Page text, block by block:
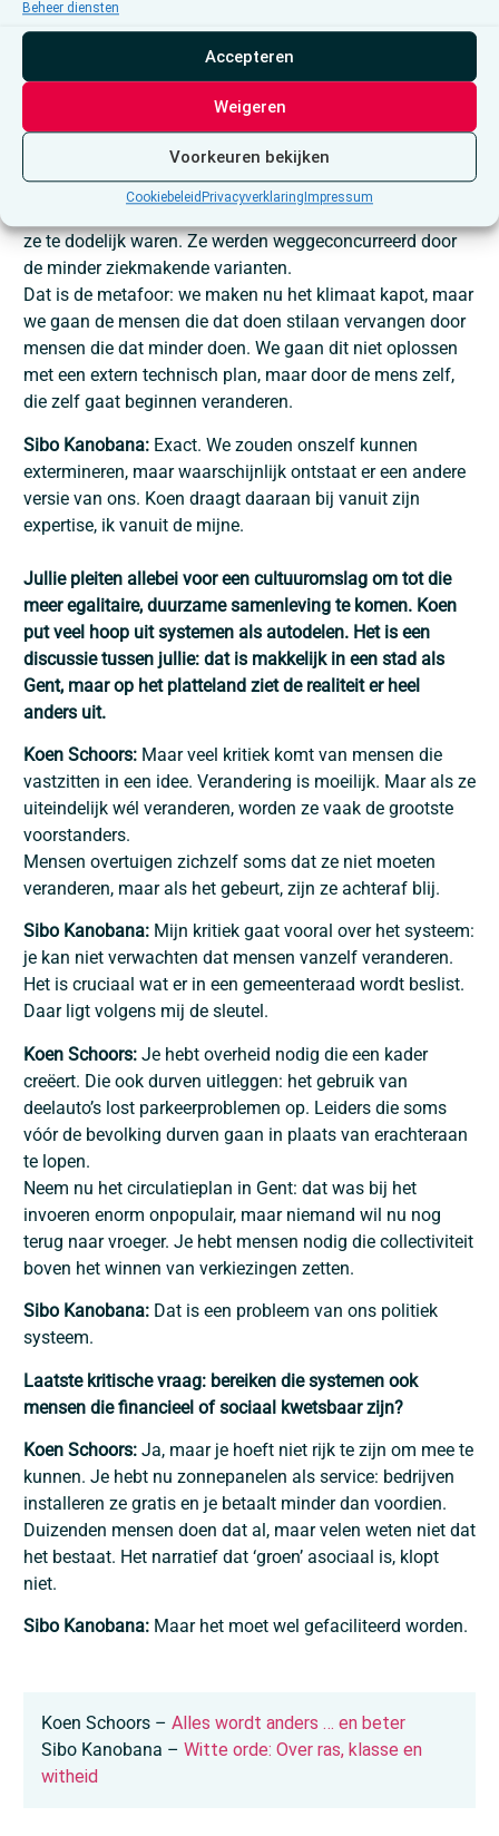
Beheer diensten
Accepteren
Weigeren
Voorkeuren bekijken
Cookiebeleid Privacyverklaring Impressum
mens een ecosysteem vormen dat uiteindelijk terug tot
een evenwicht zal komen. We zijn niet goed bezig op dit
moment, door het gevoel dat er overvloed is en de
bronnen onuitputbaar, maar uiteindelijk zal er een
Mag ik daar een metafoor bij geven?
Wie heeft corona verslagen? Niet technologie, maar
ze te dodelijk waren. Ze werden weggeconcurreerd door
de minder ziekmakende varianten.
Dat is de metafoor: we maken nu het klimaat kapot, maar
we gaan de mensen die dat doen stilaan vervangen door
mensen die dat minder doen. We gaan dit niet oplossen
met een extern technisch plan, maar door de mens zelf,
die zelf gaat beginnen veranderen.
Sibo Kanobana: Exact. We zouden onszelf kunnen
extermineren, maar waarschijnlijk ontstaat er een andere
versie van ons. Koen draagt daaraan bij vanuit zijn
expertise, ik vanuit de mijne.
Jullie pleiten allebei voor een cultuuromslag om tot die
meer egalitaire, duurzame samenleving te komen. Koen
put veel hoop uit systemen als autodelen. Het is een
discussie tussen jullie: dat is makkelijk in een stad als
Gent, maar op het platteland ziet de realiteit er heel
anders uit.
Koen Schoors: Maar veel kritiek komt van mensen die
vastzitten in een idee. Verandering is moeilijk. Maar als ze
uiteindelijk wél veranderen, worden ze vaak de grootste
voorstanders.
Mensen overtuigen zichzelf soms dat ze niet moeten
veranderen, maar als het gebeurt, zijn ze achteraf blij.
Sibo Kanobana: Mijn kritiek gaat vooral over het systeem:
je kan niet verwachten dat mensen vanzelf veranderen.
Het is cruciaal wat er in een gemeenteraad wordt beslist.
Daar ligt volgens mij de sleutel.
Koen Schoors: Je hebt overheid nodig die een kader
creëert. Die ook durven uitleggen: het gebruik van
deelauto’s lost parkeerproblemen op. Leiders die soms
vóór de bevolking durven gaan in plaats van erachteraan
te lopen.
Neem nu het circulatieplan in Gent: dat was bij het
invoeren enorm onpopulair, maar niemand wil nu nog
terug naar vroeger. Je hebt mensen nodig die collectiviteit
boven het winnen van verkiezingen zetten.
Sibo Kanobana: Dat is een probleem van ons politiek
systeem.
Laatste kritische vraag: bereiken die systemen ook
mensen die financieel of sociaal kwetsbaar zijn?
Koen Schoors: Ja, maar je hoeft niet rijk te zijn om mee te
kunnen. Je hebt nu zonnepanelen als service: bedrijven
installeren ze gratis en je betaalt minder dan voordien.
Duizenden mensen doen dat al, maar velen weten niet dat
het bestaat. Het narratief dat ‘groen’ asociaal is, klopt
niet.
Sibo Kanobana: Maar het moet wel gefaciliteerd worden.
Koen Schoors – Alles wordt anders … en beter
Sibo Kanobana – Witte orde: Over ras, klasse en
witheid